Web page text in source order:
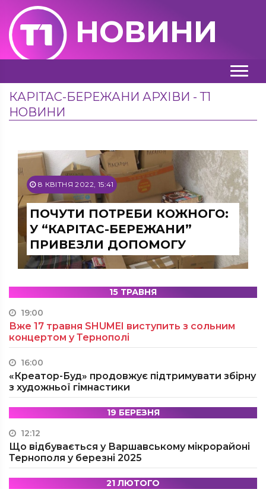
НОВИНИ
КАРІТАС-БЕРЕЖАНИ АРХІВИ - Т1
НОВИНИ
8 КВІТНЯ 2022, 15:41
ПОЧУТИ ПОТРЕБИ КОЖНОГО:
У “КАРІТАС-БЕРЕЖАНИ”
ПРИВЕЗЛИ ДОПОМОГУ
15 ТРАВНЯ
19:00
Вже 17 травня SHUMEI виступить з сольним
концертом у Тернополі
16:00
«Креатор-Буд» продовжує підтримувати збірну
з художньої гімнастики
19 БЕРЕЗНЯ
12:12
Що відбувається у Варшавському мікрорайоні
Тернополя у березні 2025
21 ЛЮТОГО